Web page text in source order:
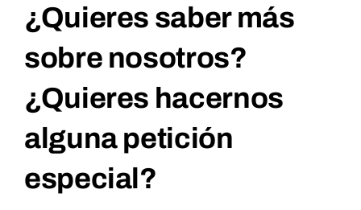
¿Quieres saber más
sobre nosotros?
¿Quieres hacernos
alguna petición
especial?